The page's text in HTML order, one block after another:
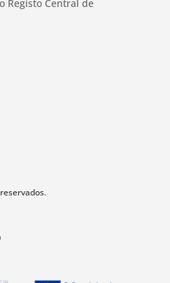
Registo Central de